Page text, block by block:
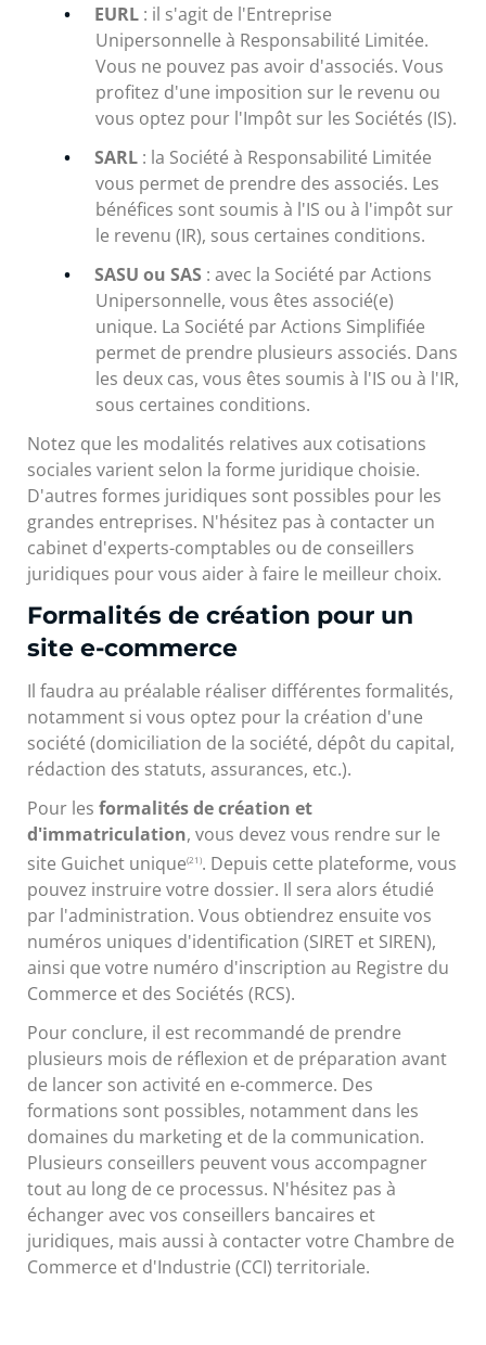
EURL : il s'agit de l'Entreprise
Unipersonnelle à Responsabilité Limitée.
Vous ne pouvez pas avoir d'associés. Vous
profitez d'une imposition sur le revenu ou
vous optez pour l'Impôt sur les Sociétés (IS).
SARL : la Société à Responsabilité Limitée
vous permet de prendre des associés. Les
bénéfices sont soumis à l'IS ou à l'impôt sur
le revenu (IR), sous certaines conditions.
SASU ou SAS : avec la Société par Actions
Unipersonnelle, vous êtes associé(e)
unique. La Société par Actions Simplifiée
permet de prendre plusieurs associés. Dans
les deux cas, vous êtes soumis à l'IS ou à l'IR,
sous certaines conditions.
Notez que les modalités relatives aux cotisations
sociales varient selon la forme juridique choisie.
D'autres formes juridiques sont possibles pour les
grandes entreprises. N'hésitez pas à contacter un
cabinet d'experts-comptables ou de conseillers
juridiques pour vous aider à faire le meilleur choix.
Formalités de création pour un
site e-commerce
Il faudra au préalable réaliser différentes formalités,
notamment si vous optez pour la création d'une
société (domiciliation de la société, dépôt du capital,
rédaction des statuts, assurances, etc.).
Pour les formalités de création et
d'immatriculation, vous devez vous rendre sur le
site Guichet unique(21). Depuis cette plateforme, vous
pouvez instruire votre dossier. Il sera alors étudié
par l'administration. Vous obtiendrez ensuite vos
numéros uniques d'identification (SIRET et SIREN),
ainsi que votre numéro d'inscription au Registre du
Commerce et des Sociétés (RCS).
Pour conclure, il est recommandé de prendre
plusieurs mois de réflexion et de préparation avant
de lancer son activité en e-commerce. Des
formations sont possibles, notamment dans les
domaines du marketing et de la communication.
Plusieurs conseillers peuvent vous accompagner
tout au long de ce processus. N'hésitez pas à
échanger avec vos conseillers bancaires et
juridiques, mais aussi à contacter votre Chambre de
Commerce et d'Industrie (CCI) territoriale.